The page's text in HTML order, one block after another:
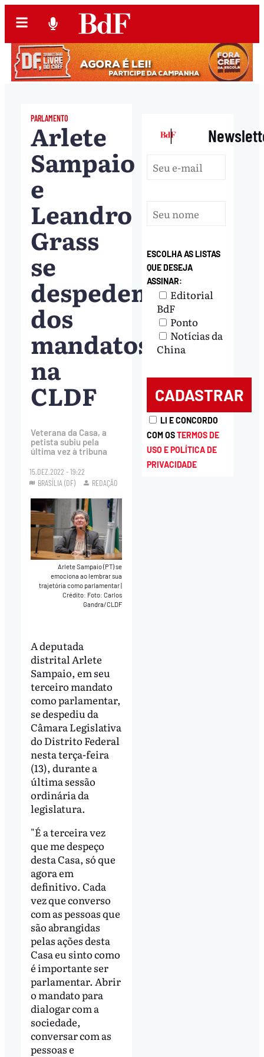
PARLAMENTO
Arlete
Sampaio
e
Leandro
Grass
se
despedem
dos
mandatos
na
CLDF
Veterana da Casa, a
petista subiu pela
última vez à tribuna
15.DEZ.2022 - 19:22
BRASÍLIA (DF)
REDAÇÃO
Arlete Sampaio (PT) se
emociona ao lembrar sua
trajetória como parlamentar|
Crédito: Foto: Carlos
Gandra/CLDF
A deputada
distrital Arlete
Sampaio, em seu
terceiro mandato
como parlamentar,
se despediu da
Câmara Legislativa
do Distrito Federal
nesta terça-feira
(13), durante a
última sessão
ordinária da
legislatura.
"É a terceira vez
que me despeço
desta Casa, só que
agora em
definitivo. Cada
vez que converso
com as pessoas que
são abrangidas
pelas ações desta
Casa eu sinto como
é importante ser
parlamentar. Abrir
o mandato para
dialogar com a
sociedade,
conversar com as
pessoas e
|
ESCOLHA AS LISTAS
QUE DESEJA
ASSINAR:
Editorial
BdF
Ponto
Notícias da
China
LI E CONCORDO
COM OSTERMOS DE
USO E POLÍTICA DE
PRIVACIDADE